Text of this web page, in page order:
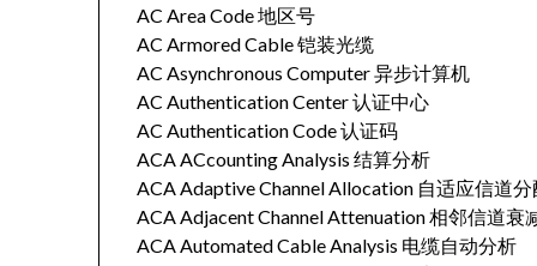
AC Area Code 地区号
AC Armored Cable 铠装光缆
AC Asynchronous Computer 异步计算机
AC Authentication Center 认证中心
AC Authentication Code 认证码
ACA ACcounting Analysis 结算分析
ACA Adaptive Channel Allocation 自适应信道分
ACA Adjacent Channel Attenuation 相邻信道衰
ACA Automated Cable Analysis 电缆自动分析